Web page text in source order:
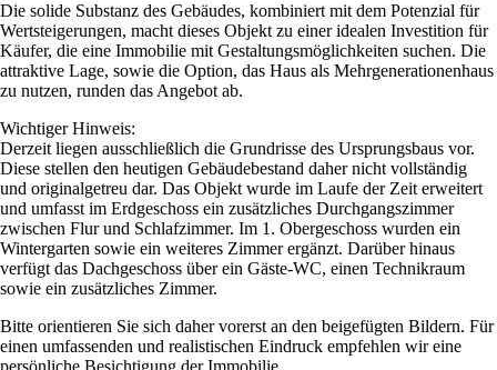
Die solide Substanz des Gebäudes, kombiniert mit dem Potenzial für
Wertsteigerungen, macht dieses Objekt zu einer idealen Investition für
Käufer, die eine Immobilie mit Gestaltungsmöglichkeiten suchen. Die
attraktive Lage, sowie die Option, das Haus als Mehrgenerationenhaus
zu nutzen, runden das Angebot ab.
Wichtiger Hinweis:
Derzeit liegen ausschließlich die Grundrisse des Ursprungsbaus vor.
Diese stellen den heutigen Gebäudebestand daher nicht vollständig
und originalgetreu dar. Das Objekt wurde im Laufe der Zeit erweitert
und umfasst im Erdgeschoss ein zusätzliches Durchgangszimmer
zwischen Flur und Schlafzimmer. Im 1. Obergeschoss wurden ein
Wintergarten sowie ein weiteres Zimmer ergänzt. Darüber hinaus
verfügt das Dachgeschoss über ein Gäste-WC, einen Technikraum
sowie ein zusätzliches Zimmer.
Bitte orientieren Sie sich daher vorerst an den beigefügten Bildern. Für
einen umfassenden und realistischen Eindruck empfehlen wir eine
persönliche Besichtigung der Immobilie.